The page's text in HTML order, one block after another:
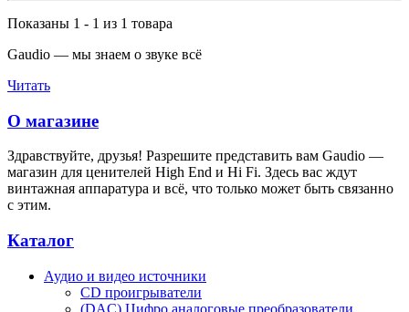
Показаны 1 - 1 из 1 товара
Gaudio — мы знаем о звуке всё
Читать
О магазине
Здравствуйте, друзья! Разрешите представить вам Gaudio —
магазин для ценителей High End и Hi Fi. Здесь вас ждут
винтажная аппаратура и всё, что только может быть связанно
с этим.
Каталог
Аудио и видео источники
CD проигрыватели
(DAC) Цифро аналоговые преобразователи